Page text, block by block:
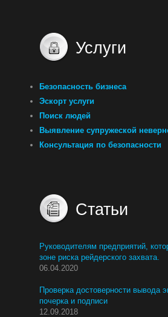
Услуги
Безопасность бизнеса
Эскорт услуги
Поиск людей
Выявление супружеской
Консультация по безопасности
Статьи
Руководителям предприятий,
зоне риска рейдерского захвата.
06.04.2020
Проверка достоверности вывода
почерка и подписи
12.09.2018